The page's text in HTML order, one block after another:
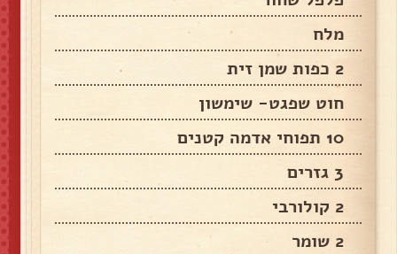
מלח
2 כפות שמן זית
חוט שפגט- שימשון
10 תפוחי אדמה קטנים
3 גזרים
2 קולורבי
2 שומר